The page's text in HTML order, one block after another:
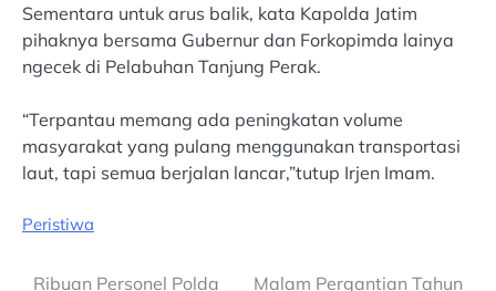
Sementara untuk arus balik, kata Kapolda Jatim
pihaknya bersama Gubernur dan Forkopimda lainya
ngecek di Pelabuhan Tanjung Perak.
“Terpantau memang ada peningkatan volume
masyarakat yang pulang menggunakan transportasi
laut, tapi semua berjalan lancar,”tutup Irjen Imam.
Peristiwa
Ribuan Personel Polda
Malam Pergantian Tahun